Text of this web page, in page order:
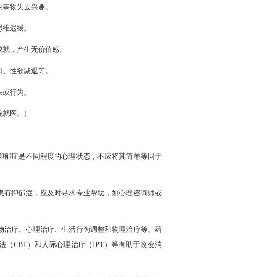
物失去兴趣。
迟缓。
，产生无价值感。
性欲减退等。
行为。
医。）
郁症是不同程度的心理状态，不应将其简单等同于
有抑郁症，应及时寻求专业帮助，如心理咨询师或
治疗、心理治疗、生活行为调整和物理治疗等。药
（ CBT）和人际心理治疗（ IPT）等有助于改变消